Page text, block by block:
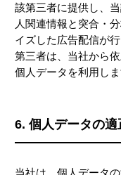
該第三者に提供し、
人関連情報と突合・
イズした広告配信が
第三者は、当社から
個人データを利用しま
6. 個人データの
当社は、個人データ